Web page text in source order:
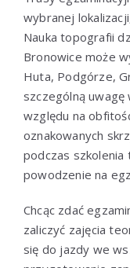
wybranej
Nauka topografii
Bronowice może
Huta, Podgórze,
szczególną
względu na
oznakowanych
podczas szkolenia
powodzenie na
Chcąc zdać
zaliczyć zajęcia
się do jazdy we